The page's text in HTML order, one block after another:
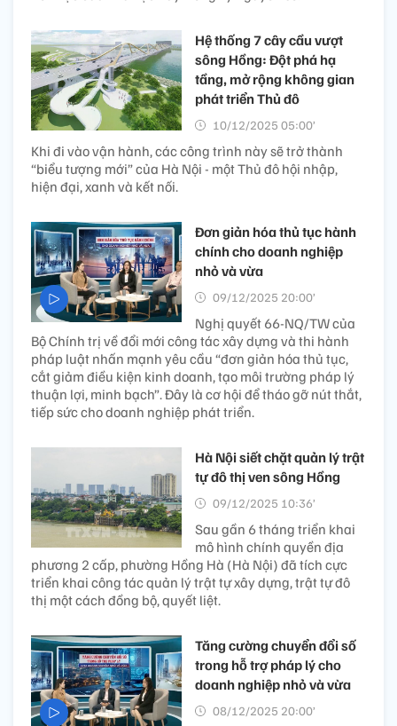
Hệ thống 7 cây cầu vượt
sông Hồng: Đột phá hạ
tầng, mở rộng không gian
phát triển Thủ đô
10/12/2025 05:00’
Khi đi vào vận hành, các công trình này sẽ trở thành
“biểu tượng mới” của Hà Nội - một Thủ đô hội nhập,
hiện đại, xanh và kết nối.
Đơn giản hóa thủ tục hành
chính cho doanh nghiệp
nhỏ và vừa
09/12/2025 20:00’
Nghị quyết 66-NQ/TW của
Bộ Chính trị về đổi mới công tác xây dựng và thi hành
pháp luật nhấn mạnh yêu cầu “đơn giản hóa thủ tục,
cắt giảm điều kiện kinh doanh, tạo môi trường pháp lý
thuận lợi, minh bạch”. Đây là cơ hội để tháo gỡ nút thắt,
tiếp sức cho doanh nghiệp phát triển.
Hà Nội siết chặt quản lý trật
tự đô thị ven sông Hồng
09/12/2025 10:36’
Sau gần 6 tháng triển khai
mô hình chính quyền địa
phương 2 cấp, phường Hồng Hà (Hà Nội) đã tích cực
triển khai công tác quản lý trật tự xây dựng, trật tự đô
thị một cách đồng bộ, quyết liệt.
Tăng cường chuyển đổi số
trong hỗ trợ pháp lý cho
doanh nghiệp nhỏ và vừa
08/12/2025 20:00’